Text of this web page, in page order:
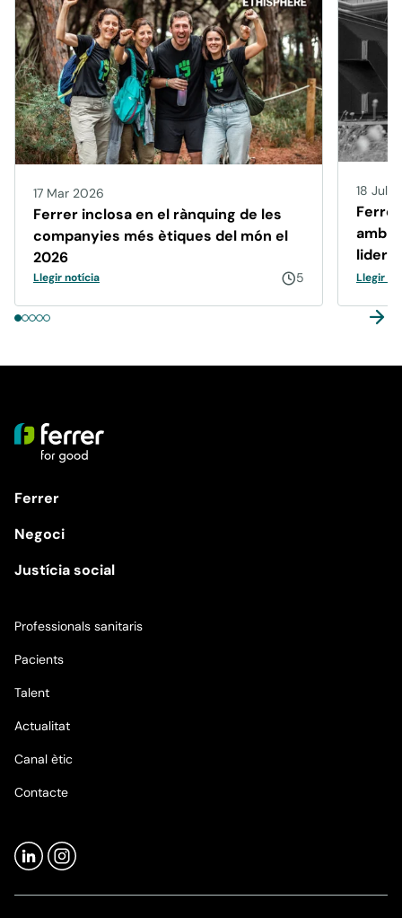
17 Mar 2026
Ferrer inclosa en el rànquing de les
companyies més ètiques del món el
2026
Llegir notícia 5
18 Jul
amb
Llegir
Ferrer
Negoci
Justícia social
Professionals sanitaris
Pacients
Talent
Actualitat
Canal ètic
Contacte